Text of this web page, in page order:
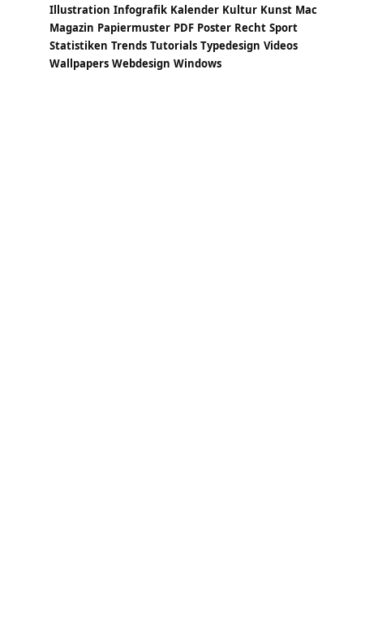
Illustration Infografik Kalender Kultur Kunst Mac
Magazin Papiermuster PDF Poster Recht Sport
Statistiken Trends Tutorials Typedesign Videos
Wallpapers Webdesign Windows